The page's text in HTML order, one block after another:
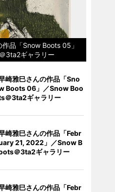
品「Snow Boots 05」
3ta2ギャラリー
崎雅巳さんの作品「Sno
Boots 06」／Snow Boo
＠3ta2ギャラリー
崎雅巳さんの作品「Febr
21, 2022」／Snow B
＠3ta2ギャラリー
崎雅巳さんの作品「Febr